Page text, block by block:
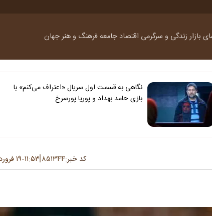
بازارزندگی و سرگرمی اقتصاد جامعهفرهنگ و هنرجهان
نگاهی به قسمت اول سریال «اعتراف می‌کنم» با
بازی حامد بهداد و پوریا پورسرخ
کد خبر:۸۵۱۳۴۴ ۱۱:۵۳-۱۹ فروردین ۱۴۰۴